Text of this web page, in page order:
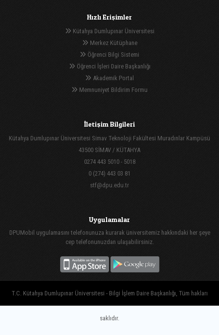
Hızlı Erişimler
Kütahya Dumlupınar Üniversitesi
Merkez Kütüphane
Öğrenci Bilgi Sistemi
Öğrenci İşleri Daire Başkanlığı
Akademik Portal
Memnuniyet Bildirim Formu
İletişim Bilgileri
Kütahya Dumlupınar Üniversitesi Simav Teknoloji Fakültesi Muradınlar Kampüsü
43500 SİMAV / KÜTAHYA
0274 443 5010 - 5018
0 (274) 443 03 81
stf@dpu.edu.tr
Uygulamalar
DPUMobil uygulamasını telefonunuza kurarak üniversitemiz hakkındaki her şeye
cep telefonunuzdan ulaşabilirsiniz.
T.C. Kütahya Dumlupınar Üniversitesi - Bilgi İşlem Daire Başkanlığı, Tüm hakları
saklıdır.